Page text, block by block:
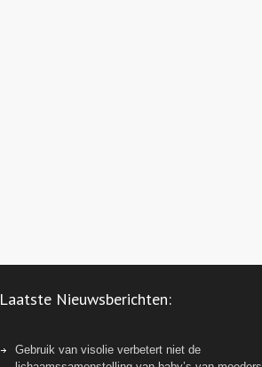
Laatste Nieuwsberichten:
Gebruik van visolie verbetert niet de